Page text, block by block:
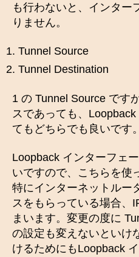
も行わないと、インター
りません。
Tunnel Source
Tunnel Destination
1 の Tunnel Source です
スであっても、
てもどちらでも良いです。
Loopback インターフェ
いですので、こちらを使
特にインターネットルー
スをもらっている場合、
まいます。変更の度に
の設定も変えないといけ
けるためにもLoopback